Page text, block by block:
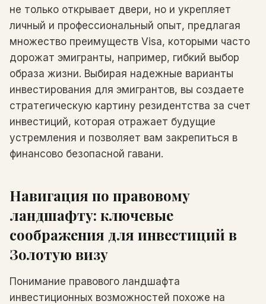
не только открывает двери, но и укрепляет
личный и профессиональный опыт, предлагая
множество преимуществ Visa, которыми часто
дорожат эмигранты, например, гибкий выбор
образа жизни. Выбирая надежные варианты
инвестирования для эмигрантов, вы создаете
стратегическую картину резидентства за счет
инвестиций, которая отражает будущие
устремления и позволяет вам закрепиться в
финансово безопасной гавани.
Навигация по правовому
ландшафту: ключевые
соображения для инвестиций в
Золотую визу
Понимание правового ландшафта
инвестиционных возможностей похоже на